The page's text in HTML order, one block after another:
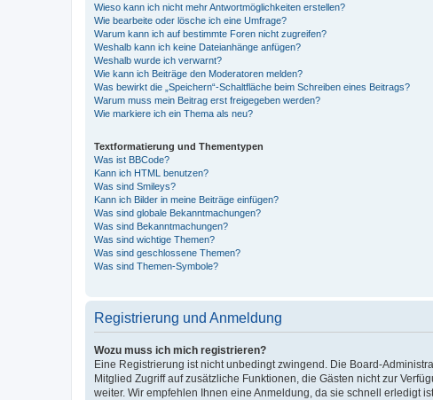
Wieso kann ich nicht mehr Antwortmöglichkeiten erstellen?
Wie bearbeite oder lösche ich eine Umfrage?
Warum kann ich auf bestimmte Foren nicht zugreifen?
Weshalb kann ich keine Dateianhänge anfügen?
Weshalb wurde ich verwarnt?
Wie kann ich Beiträge den Moderatoren melden?
Was bewirkt die „Speichern“-Schaltfläche beim Schreiben eines Beitrags?
Warum muss mein Beitrag erst freigegeben werden?
Wie markiere ich ein Thema als neu?
Textformatierung und Thementypen
Was ist BBCode?
Kann ich HTML benutzen?
Was sind Smileys?
Kann ich Bilder in meine Beiträge einfügen?
Was sind globale Bekanntmachungen?
Was sind Bekanntmachungen?
Was sind wichtige Themen?
Was sind geschlossene Themen?
Was sind Themen-Symbole?
Registrierung und Anmeldung
Wozu muss ich mich registrieren?
Eine Registrierung ist nicht unbedingt zwingend. Die Board-
Mitglied Zugriff auf zusätzliche Funktionen, die Gästen nicht zur
weiter. Wir empfehlen Ihnen eine Anmeldung, da sie schnell erledigt